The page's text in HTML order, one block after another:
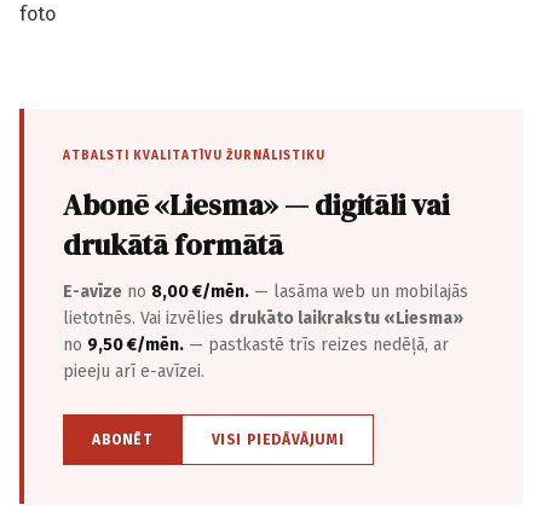
foto
ATBALSTI KVALITATĪVU ŽURNĀLISTIKU
Abonē «Liesma» — digitāli vai
drukātā formātā
E-avīze no 8,00 €/mēn. — lasāma web un mobilajās
lietotnēs. Vai izvēlies drukāto laikrakstu «Liesma»
no 9,50 €/mēn. — pastkastē trīs reizes nedēļā, ar
pieeju arī e-avīzei.
ABONĒT VISI PIEDĀVĀJUMI